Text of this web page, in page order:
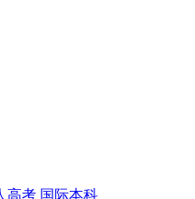
高考 国际本科